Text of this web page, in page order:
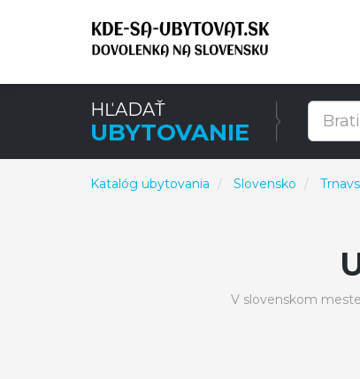
HĽADAŤ
UBYTOVANIE
Katalóg ubytovania Slovensko
V slovenskom